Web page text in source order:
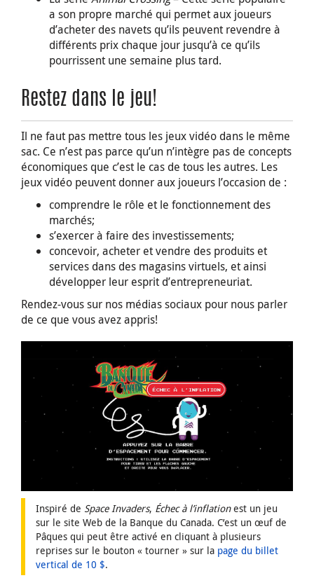
a son propre marché qui permet aux joueurs
d’acheter des navets qu’ils peuvent revendre à
différents prix chaque jour jusqu’à ce qu’ils
pourrissent une semaine plus tard.
Restez dans le jeu!
Il ne faut pas mettre tous les jeux vidéo dans le même
sac. Ce n’est pas parce qu’un n’intègre pas de concepts
économiques que c’est le cas de tous les autres. Les
jeux vidéo peuvent donner aux joueurs l’occasion de :
comprendre le rôle et le fonctionnement des
marchés;
s’exercer à faire des investissements;
concevoir, acheter et vendre des produits et
services dans des magasins virtuels, et ainsi
développer leur esprit d’entrepreneuriat.
Rendez-vous sur nos médias sociaux pour nous parler
de ce que vous avez appris!
Inspiré de Space Invaders, Échec à l’inflationest un jeu
sur le site Web de la Banque du Canada. C’est un œuf de
Pâques qui peut être activé en cliquant à plusieurs
reprises sur le bouton « tourner » sur la page du billet
vertical de 10 $.